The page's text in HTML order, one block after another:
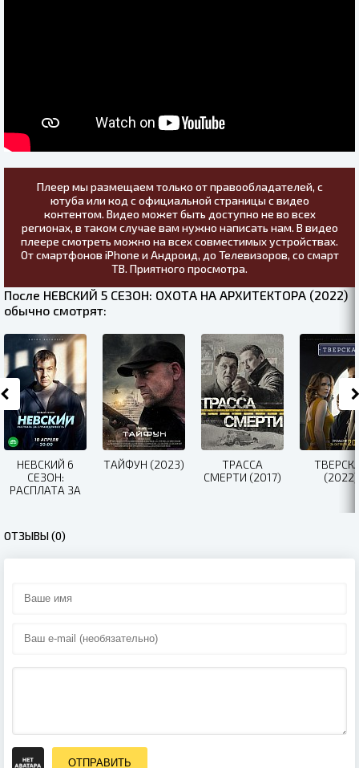
Плеер мы размещаем только от правообладателей, с
ютуба или код с официальной страницы с видео
контентом. Видео может быть доступно не во всех
регионах, в таком случае вам нужно написать нам. В видео
плеере смотреть можно на всех совместимых устройствах.
От смартфонов iPhone и Андроид, до Телевизоров, со смарт
ТВ. Приятного просмотра.
После НЕВСКИЙ 5 СЕЗОН: ОХОТА НА АРХИТЕКТОРА (2022)
обычно смотрят:
НЕВСКИЙ 6
СЕЗОН:
РАСПЛАТА ЗА
ТАЙФУН (2023)
ТРАССА
СМЕРТИ (2017)
(2022)
ОТЗЫВЫ (0)
ОТПРАВИТЬ